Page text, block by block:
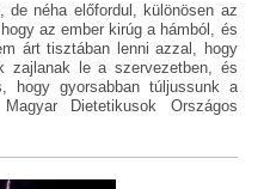
de néha előfordul, különösen az
az ember kirúg a hámból, és
árt tisztában lenni azzal, hogy
zajlanak le a szervezetben, és
hogy gyorsabban túljussunk a
Dietetikusok Országos